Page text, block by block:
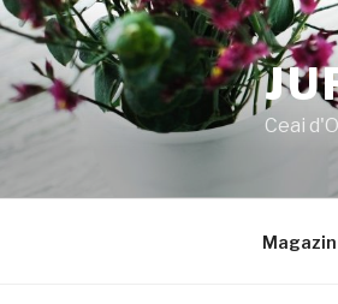
Sari
la
conținut
Ceai